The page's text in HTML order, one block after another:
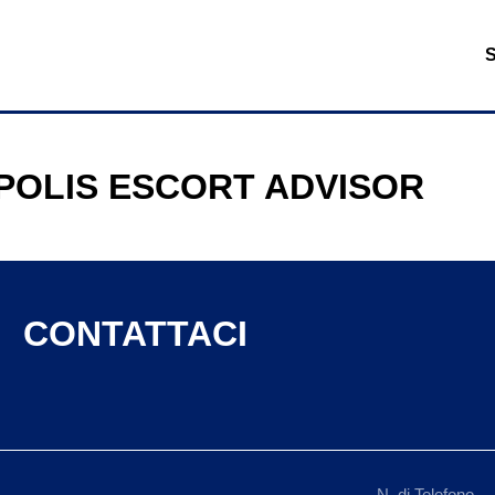
ESCORT ADVISOR
CONTATTACI